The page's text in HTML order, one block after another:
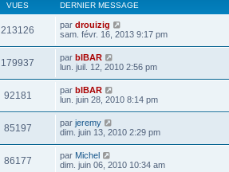
VUES DERNIER MESSAGE
213126 par drouizig
sam. févr. 16, 2013 9:17 pm
179937 par bIBAR
lun. juil. 12, 2010 2:56 pm
92181 par bIBAR
lun. juin 28, 2010 8:14 pm
85197 par jeremy
dim. juin 13, 2010 2:29 pm
86177 par Michel
dim. juin 06, 2010 10:34 am